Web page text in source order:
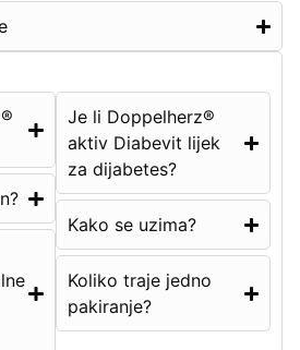
Je li Doppelherz®
aktiv Diabevit lijek
za dijabetes?
Kako se uzima?
Koliko traje jedno
pakiranje?